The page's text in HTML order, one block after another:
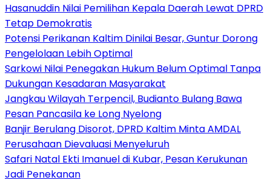
Hasanuddin Nilai Pemilihan Kepala Daerah Lewat DPRD
Tetap Demokratis
Potensi Perikanan Kaltim Dinilai Besar, Guntur Dorong
Pengelolaan Lebih Optimal
Sarkowi Nilai Penegakan Hukum Belum Optimal Tanpa
Dukungan Kesadaran Masyarakat
Jangkau Wilayah Terpencil, Budianto Bulang Bawa
Pesan Pancasila ke Long Nyelong
Banjir Berulang Disorot, DPRD Kaltim Minta AMDAL
Perusahaan Dievaluasi Menyeluruh
Safari Natal Ekti Imanuel di Kubar, Pesan Kerukunan
Jadi Penekanan